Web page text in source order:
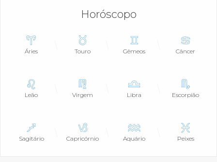
Horóscopo
Áries Touro Gêmeos Câncer
Leão Virgem Libra Escorpião
Sagitário Capricórnio Aquário Peixes